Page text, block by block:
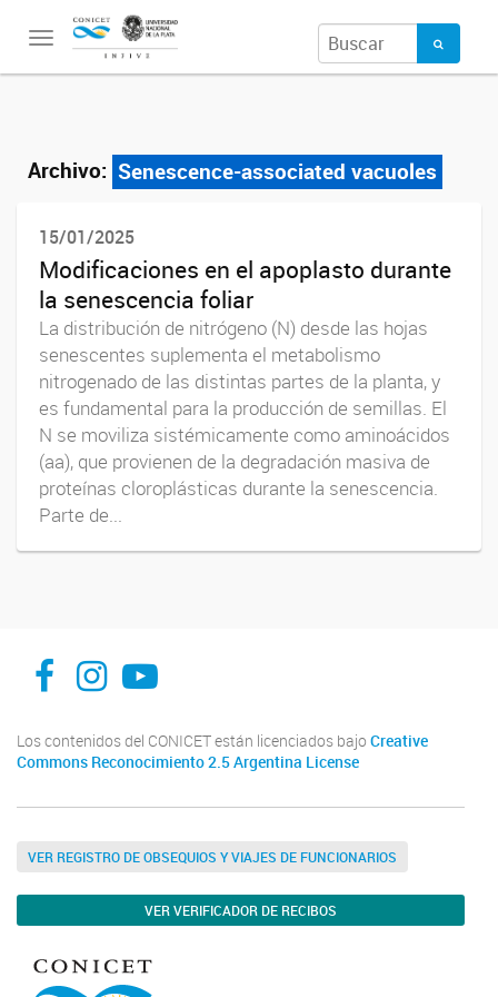
Toggle
navigation
Archivo: Senescence-associated vacuoles
15/01/2025
Modificaciones en el apoplasto durante
la senescencia foliar
La distribución de nitrógeno (N) desde las hojas
senescentes suplementa el metabolismo
nitrogenado de las distintas partes de la planta, y
es fundamental para la producción de semillas. El
N se moviliza sistémicamente como aminoácidos
(aa), que provienen de la degradación masiva de
proteínas cloroplásticas durante la senescencia.
Parte de...
INFIVE La Plata Instituto de Fisiología Vegetal, La Plata
Los contenidos del CONICET están licenciados bajo Creative
Commons Reconocimiento 2.5 Argentina License
VER REGISTRO DE OBSEQUIOS Y VIAJES DE FUNCIONARIOS
VER VERIFICADOR DE RECIBOS